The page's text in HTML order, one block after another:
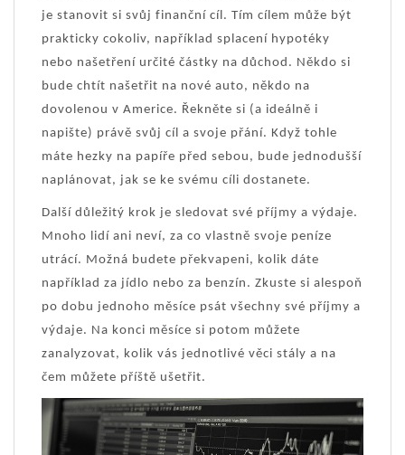
je stanovit si svůj finanční cíl. Tím cílem může být
prakticky cokoliv, například splacení hypotéky
nebo našetření určité částky na důchod. Někdo si
bude chtít našetřit na nové auto, někdo na
dovolenou v Americe. Řekněte si (a ideálně i
napište) právě svůj cíl a svoje přání. Když tohle
máte hezky na papíře před sebou, bude jednodušší
naplánovat, jak se ke svému cíli dostanete.
Další důležitý krok je sledovat své příjmy a výdaje.
Mnoho lidí ani neví, za co vlastně svoje peníze
utrácí. Možná budete překvapeni, kolik dáte
například za jídlo nebo za benzín. Zkuste si alespoň
po dobu jednoho měsíce psát všechny své příjmy a
výdaje. Na konci měsíce si potom můžete
zanalyzovat, kolik vás jednotlivé věci stály a na
čem můžete příště ušetřit.